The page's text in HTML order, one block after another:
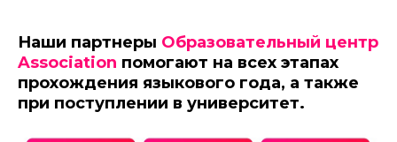
Наши партнеры Образовательный центр
Association помогают на всех этапах
прохождения языкового года, а также
при поступлении в университет.